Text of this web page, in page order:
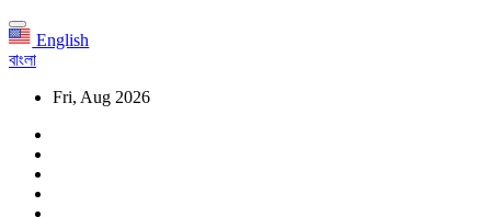
English
বাংলা
Fri, Aug 2026